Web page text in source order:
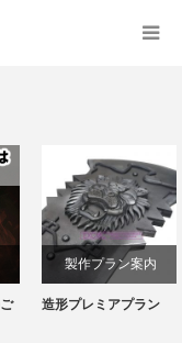
製作プラン案内
造形プレミアプラン